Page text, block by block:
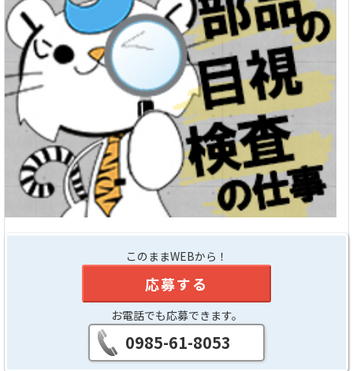
このままWEBから！
応募する
お電話でも応募できます。
0985-61-8053